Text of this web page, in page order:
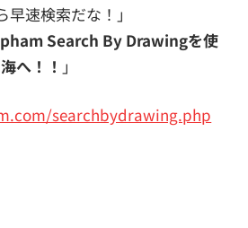
速検索だな！」
Search By Drawingを使
へ！！ 」
searchbydrawing.php